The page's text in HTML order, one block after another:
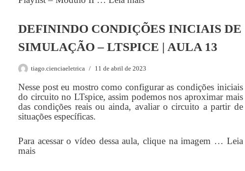
DEFININDO CONDIÇÕES INICIAIS DE
SIMULAÇÃO – LTSPICE | AULA 13
tiago.cienciaeletrica 11 de abril de 2023
Nesse post eu mostro como configurar as condições iniciais
do circuito no LTspice, assim podemos nos aproximar mais
das condições reais ou ainda, avaliar o circuito a partir de
situações específicas.
Para acessar o vídeo dessa aula, clique na imagem … Leia
mais